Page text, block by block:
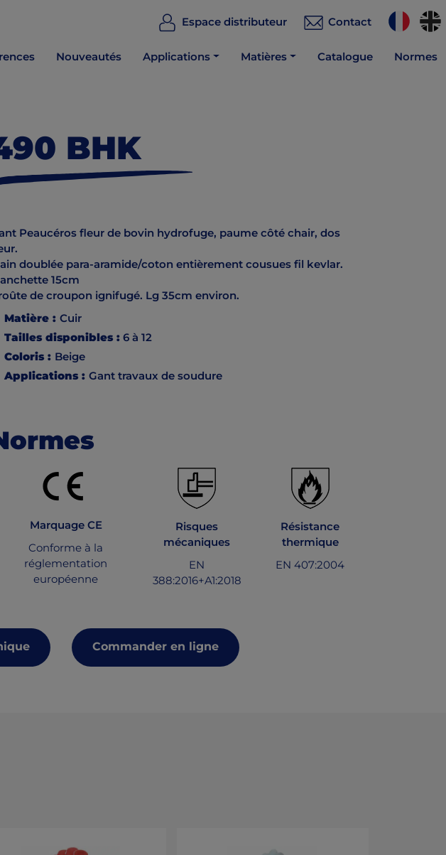
Espace distributeur Contact
Nouveautés Applications Matières Catalogue Normes
BHK
Peaucéros fleur de bovin hydrofuge, paume côté chair, dos
doublée para-aramide/coton entièrement cousues fil kevlar.
15cm
de croupon ignifugé. Lg 35cm environ.
Matière : Cuir
Tailles disponibles :6 à 12
Coloris : Beige
Applications : Gant travaux de soudure
Marquage CE
Conforme à la
réglementation
européenne
Risques
mécaniques
EN
388:2016+A1:2018
Résistance
thermique
EN 407:2004
Commander en ligne